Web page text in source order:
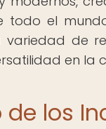
todo el
de
en la
de los